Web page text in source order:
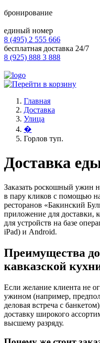
бронирование
единый номер
8 (495) 2 555 666
бесплатная доставка 24/7
8 (925) 888 3 888
Главная
Доставка
Улица
�
Горлов туп.
Доставка
Заказать роскошный ужин
в пару кликов с помощью
ресторанов «Бакинский
приложение для доставки,
для устройств на базе
iPad) и Android.
Преимущества
кавказской
Если желание клиента не
ужином (например,
деловая встреча с
доставку широкого
высшему разряду.